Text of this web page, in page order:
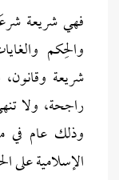
فهي شريعة
والحِكم
شريعة
‌راجحة، ولا
وذلك عام في
الإسلامية على